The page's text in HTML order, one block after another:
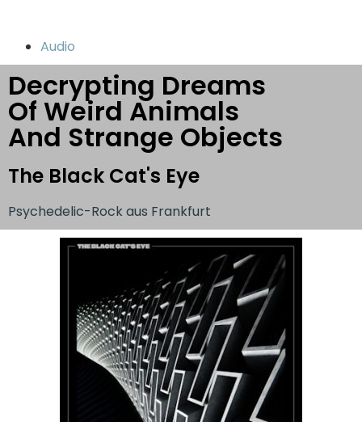
Audio
Decrypting Dreams
Of Weird Animals
And Strange Objects
The Black Cat's Eye
Psychedelic-Rock aus Frankfurt